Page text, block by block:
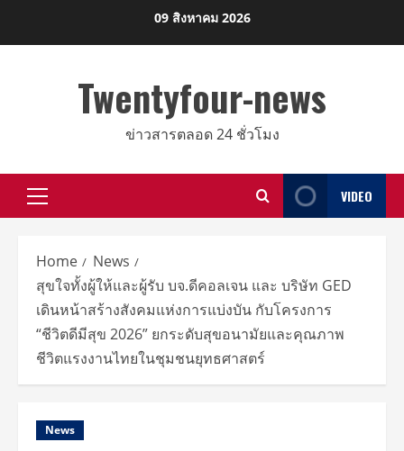
09 สิงหาคม 2026
Twentyfour-news
ข่าวสารตลอด 24 ชั่วโมง
Primary
VIDEO
Home
News
สุขใจทั้งผู้ให้และผู้รับ บจ.ดีคอลเจน และ บริษัท GED
เดินหน้าสร้างสังคมแห่งการแบ่งบัน กับโครงการ
“ชีวิตดีมีสุข 2026” ยกระดับสุขอนามัยและคุณภาพ
ชีวิตแรงงานไทยในชุมชนยุทธศาสตร์
News